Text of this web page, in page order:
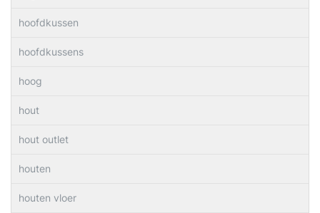
hoofdkussen
hoofdkussens
hoog
hout
hout outlet
houten
houten vloer